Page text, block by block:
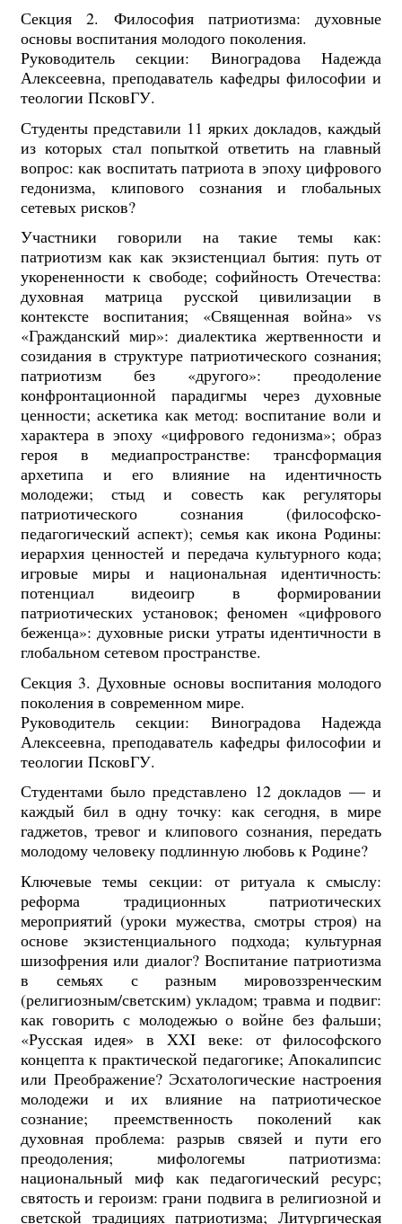
Секция 2. Философия патриотизма: духовные
основы воспитания молодого поколения.
Руководитель секции: Виноградова Надежда
Алексеевна, преподаватель кафедры философии и
теологии ПсковГУ.
Студенты представили 11 ярких докладов, каждый
из которых стал попыткой ответить на главный
вопрос: как воспитать патриота в эпоху цифрового
гедонизма, клипового сознания и глобальных
сетевых рисков?
Участники говорили на такие темы как:
патриотизм как как экзистенциал бытия: путь от
укорененности к свободе; софийность Отечества:
духовная матрица русской цивилизации в
контексте воспитания; «Священная война» vs
«Гражданский мир»: диалектика жертвенности и
созидания в структуре патриотического сознания;
патриотизм без «другого»: преодоление
конфронтационной парадигмы через духовные
ценности; аскетика как метод: воспитание воли и
характера в эпоху «цифрового гедонизма»; образ
героя в медиапространстве: трансформация
архетипа и его влияние на идентичность
молодежи; стыд и совесть как регуляторы
патриотического сознания (философско-
педагогический аспект); семья как икона Родины:
иерархия ценностей и передача культурного кода;
игровые миры и национальная идентичность:
потенциал видеоигр в формировании
патриотических установок; феномен «цифрового
беженца»: духовные риски утраты идентичности в
глобальном сетевом пространстве.
Секция 3. Духовные основы воспитания молодого
поколения в современном мире.
Руководитель секции: Виноградова Надежда
Алексеевна, преподаватель кафедры философии и
теологии ПсковГУ.
Студентами было представлено 12 докладов — и
каждый бил в одну точку: как сегодня, в мире
гаджетов, тревог и клипового сознания, передать
молодому человеку подлинную любовь к Родине?
Ключевые темы секции: от ритуала к смыслу:
реформа традиционных патриотических
мероприятий (уроки мужества, смотры строя) на
основе экзистенциального подхода; культурная
шизофрения или диалог? Воспитание патриотизма
в семьях с разным мировоззренческим
(религиозным/светским) укладом; травма и подвиг:
как говорить с молодежью о войне без фальши;
«Русская идея» в XXI веке: от философского
концепта к практической педагогике; Апокалипсис
или Преображение? Эсхатологические настроения
молодежи и их влияние на патриотическое
сознание; преемственность поколений как
духовная проблема: разрыв связей и пути его
преодоления; мифологемы патриотизма:
национальный миф как педагогический ресурс;
святость и героизм: грани подвига в религиозной и
светской традициях патриотизма; Литургическая